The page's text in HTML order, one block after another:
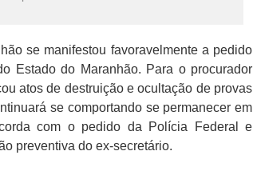
se manifestou favoravelmente a pedido
Estado do Maranhão. Para o procurador
atos de destruição e ocultação de provas
se comportando se permanecer em
com o pedido da Polícia Federal e
preventiva do ex-secretário.